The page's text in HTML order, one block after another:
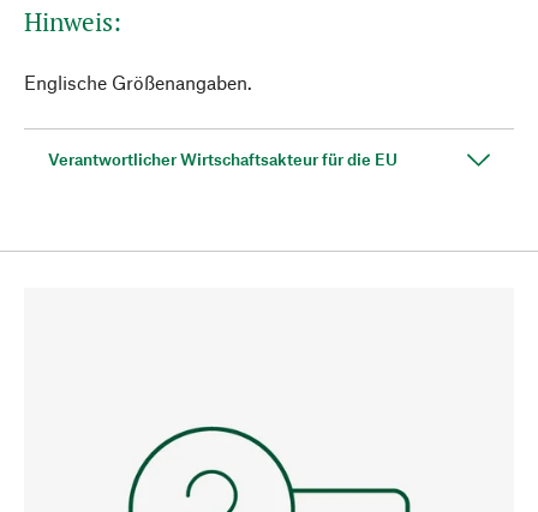
Hinweis:
Englische Größenangaben.
Verantwortlicher Wirtschaftsakteur für die EU